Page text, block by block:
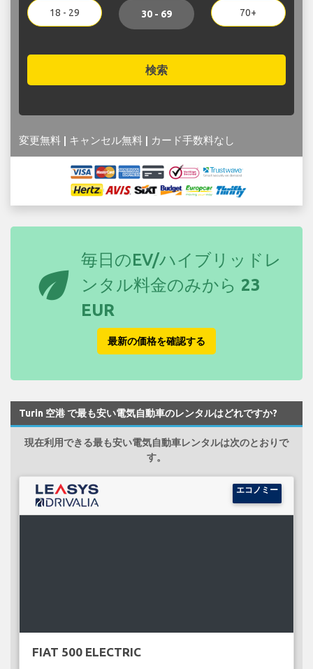
18 - 29 30 - 69 70+
検索
変更無料 | キャンセル無料 | カード手数料なし
eco
毎日のEV/ハイブリッドレ
ンタル料金のみから 23
EUR
最新の価格を確認する
Turin 空港 で最も安い電気自動車のレンタルはどれですか?
現在利用できる最も安い電気自動車レンタルは次のとおりで
す。
エコノミー
FIAT 500 ELECTRIC